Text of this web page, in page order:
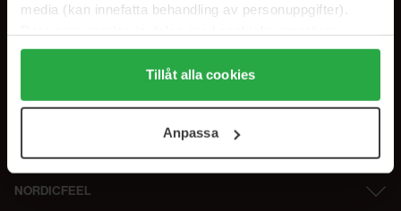
media (kan innefatta behandling av personuppgifter).
Genom att trycka på "Tillåt alla cookies" accepterar du
alla cookies, medan du under "Detaljer" kan anpassa
användningen av cookies. Du kan när som helst återkalla
samt vår Integritetspolicy.
Tillåt alla cookies
Anpassa
NORDICFEEL